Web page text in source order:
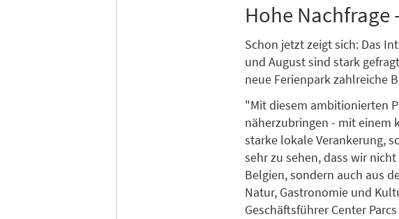
Hohe Nachfrage
Schon jetzt zeigt sich: Das
und August sind stark
neue Ferienpark zahlreiche
"Mit diesem ambitionierten
näherzubringen - mit einem
starke lokale Verankerung,
sehr zu sehen, dass wir
Belgien, sondern auch aus
Natur, Gastronomie und
Geschäftsführer Center